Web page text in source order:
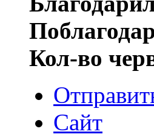
Кол-во
Сайт